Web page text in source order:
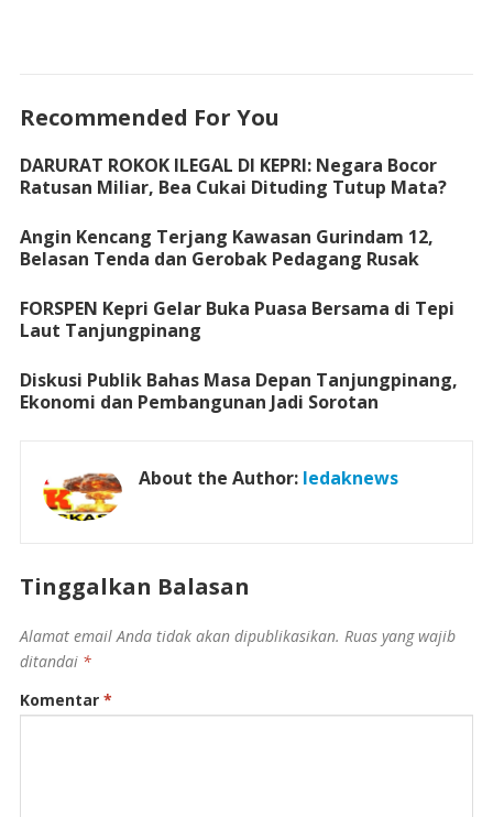
Recommended For You
DARURAT ROKOK ILEGAL DI KEPRI: Negara Bocor
Ratusan Miliar, Bea Cukai Dituding Tutup Mata?
Angin Kencang Terjang Kawasan Gurindam 12,
Belasan Tenda dan Gerobak Pedagang Rusak
FORSPEN Kepri Gelar Buka Puasa Bersama di Tepi
Laut Tanjungpinang
Diskusi Publik Bahas Masa Depan Tanjungpinang,
Ekonomi dan Pembangunan Jadi Sorotan
About the Author: ledaknews
Tinggalkan Balasan
Alamat email Anda tidak akan dipublikasikan. Ruas yang wajib
ditandai *
Komentar *